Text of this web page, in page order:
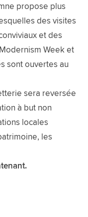
propose plus
des visites
et des
Week et
sont ouvertes au
sera reversée
à but non
locales
les